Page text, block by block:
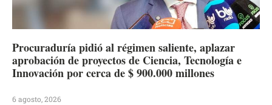
Procuraduría pidió al régimen saliente, aplazar
aprobación de proyectos de Ciencia, Tecnología e
Innovación por cerca de $ 900.000 millones
6 agosto, 2026